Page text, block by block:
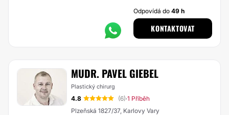
Odpovídá do49 h
KONTAKTOVAT
MUDR. PAVEL GIEBEL
Plastický chirurg
4.8 (6)·1 Příběh
Plzeňská 1827/37, Karlovy Vary